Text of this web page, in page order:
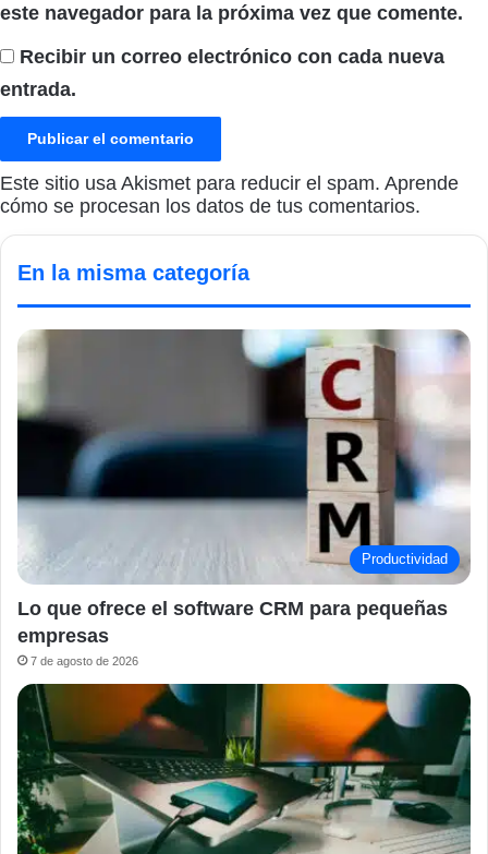
este navegador para la próxima vez que comente.
Recibir un correo electrónico con cada nueva
entrada.
Este sitio usa Akismet para reducir el spam. Aprende
cómo se procesan los datos de tus comentarios.
En la misma categoría
Productividad
Lo que ofrece el software CRM para pequeñas
empresas
7 de agosto de 2026